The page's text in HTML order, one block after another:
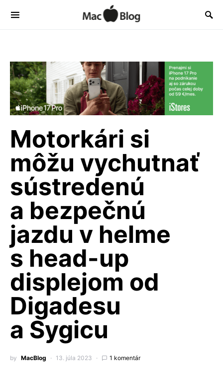
Motorkári si
môžu vychutnať
sústredenú
a bezpečnú
jazdu v helme
s head-up
displejom od
Digadesu
a Sygicu
by MacBlog 13. júla 2023 1 komentár